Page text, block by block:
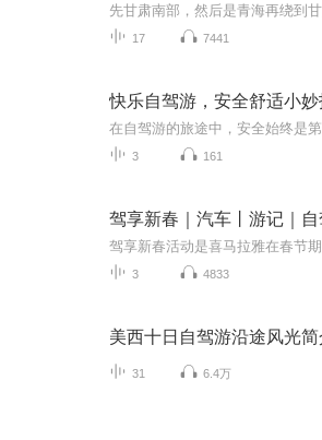
17 7441
快乐自驾游，安全舒适小妙
3 161
驾享新春｜汽车丨游记｜
3 4833
美西十日自驾游沿途风光简
31 6.4万